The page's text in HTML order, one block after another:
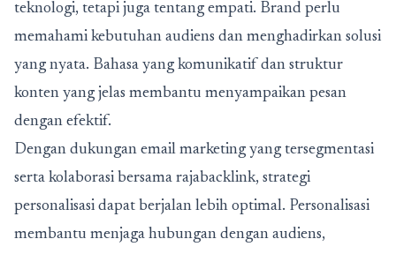
teknologi, tetapi juga tentang empati. Brand perlu
memahami kebutuhan audiens dan menghadirkan solusi
yang nyata. Bahasa yang komunikatif dan struktur
konten yang jelas membantu menyampaikan pesan
dengan efektif.
Dengan dukungan email marketing yang tersegmentasi
serta kolaborasi bersama rajabacklink, strategi
personalisasi dapat berjalan lebih optimal. Personalisasi
membantu menjaga hubungan dengan audiens,